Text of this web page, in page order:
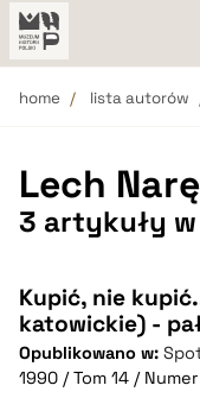
home lista autorów
Lech
3 artykuły
Kupić, nie
katowickie) -
Opublikowano w:
1990 / Tom 14 /